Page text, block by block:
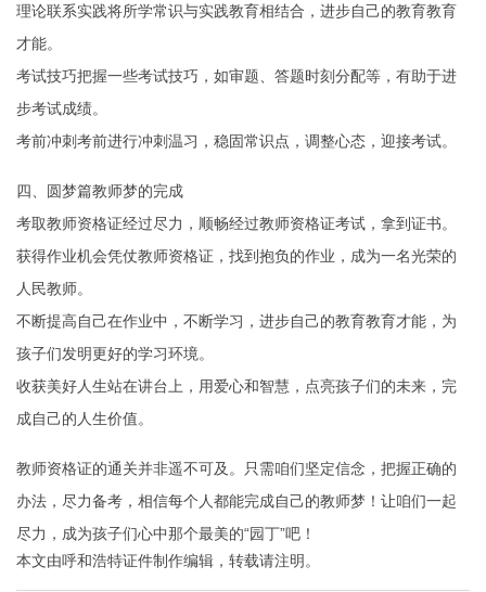
理论联系实践将所学常识与实践教育相结合，进步自己的教育教育
才能。
考试技巧把握一些考试技巧，如审题、答题时刻分配等，有助于进
步考试成绩。
考前冲刺考前进行冲刺温习，稳固常识点，调整心态，迎接考试。
四、圆梦篇教师梦的完成
考取教师资格证经过尽力，顺畅经过教师资格证考试，拿到证书。
获得作业机会凭仗教师资格证，找到抱负的作业，成为一名光荣的
人民教师。
不断提高自己在作业中，不断学习，进步自己的教育教育才能，为
孩子们发明更好的学习环境。
收获美好人生站在讲台上，用爱心和智慧，点亮孩子们的未来，完
成自己的人生价值。
教师资格证的通关并非遥不可及。只需咱们坚定信念，把握正确的
办法，尽力备考，相信每个人都能完成自己的教师梦！让咱们一起
尽力，成为孩子们心中那个最美的“园丁”吧！
本文由呼和浩特证件制作编辑，转载请注明。